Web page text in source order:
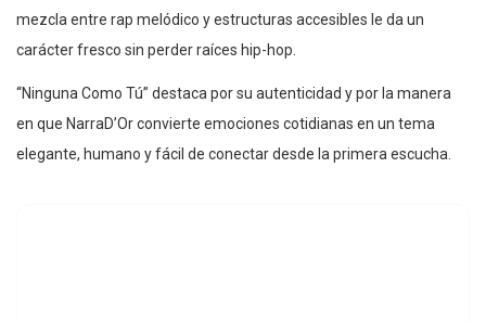
mezcla entre rap melódico y estructuras accesibles le da un
carácter fresco sin perder raíces hip-hop.
“Ninguna Como Tú” destaca por su autenticidad y por la manera
en que NarraD’Or convierte emociones cotidianas en un tema
elegante, humano y fácil de conectar desde la primera escucha.